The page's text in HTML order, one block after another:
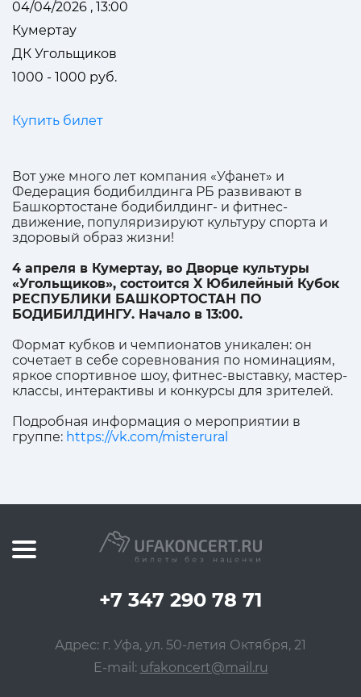
04/04/2026 , 13:00
Кумертау
ДК Угольщиков
1000 - 1000 руб.
Купить билет
Вот уже много лет компания «Уфанет» и
Федерация бодибилдинга РБ развивают в
Башкортостане бодибилдинг- и фитнес-
движение, популяризируют культуру спорта и
здоровый образ жизни!
4 апреля в Кумертау, во Дворце культуры
«Угольщиков», состоится X Юбилейный Кубок
РЕСПУБЛИКИ БАШКОРТОСТАН ПО
БОДИБИЛДИНГУ. Начало в 13:00.
Формат кубков и чемпионатов уникален: он
сочетает в себе соревнования по номинациям,
яркое спортивное шоу, фитнес-выставку, мастер-
классы, интерактивы и конкурсы для зрителей.
Подробная информация о мероприятии в
группе: https://vk.com/misterural
+7 347 290 78 71
Адрес: г. Уфа, ул. 50-летия Октября, 21
E-mail: ufakoncert@mail.ru